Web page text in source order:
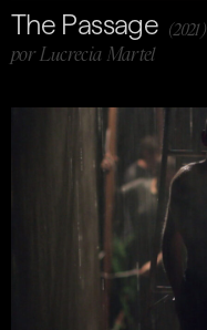
The Passage (2021)
por Lucrecia Martel